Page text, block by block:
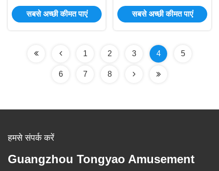
सॉफ्ट प्ले खेल का मैदान उपकरण
सबसे अच्छी कीमत पाएं
इनडोर खेल का मैदान बॉल पिट
सबसे अच्छी कीमत पाएं
1 2 3 4 5
6 7 8
हमसे संपर्क करें
Guangzhou Tongyao Amusement